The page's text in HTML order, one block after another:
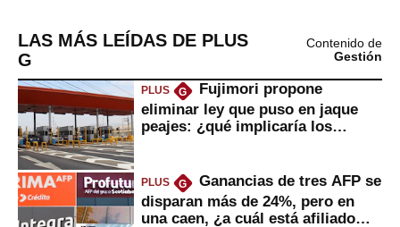
LAS MÁS LEÍDAS DE PLUS
G
Contenido de
Gestión
PLUS G
Fujimori propone
eliminar ley que puso en jaque
peajes: ¿qué implicaría los
PLUS G
Ganancias de tres AFP se
disparan más de 24%, pero en
una caen, ¿a cuál está afiliado